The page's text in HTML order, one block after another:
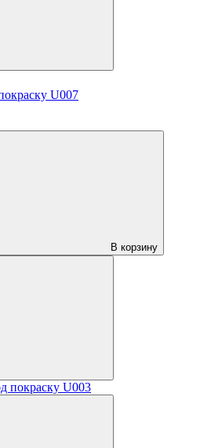
U007
В корзину